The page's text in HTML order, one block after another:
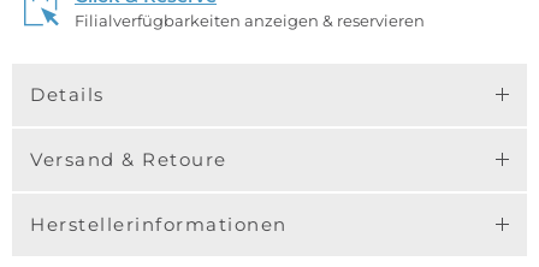
Filialverfügbarkeiten anzeigen & reservieren
Details
Versand & Retoure
Herstellerinformationen